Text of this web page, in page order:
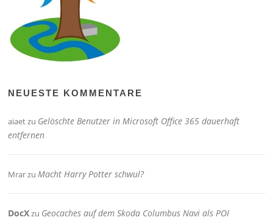
NEUESTE KOMMENTARE
aiaetzu Gelöschte Benutzer in Microsoft Office 365 dauerhaft
entfernen
Mrarzu Macht Harry Potter schwul?
DocXzu Geocaches auf dem Skoda Columbus Navi als POI